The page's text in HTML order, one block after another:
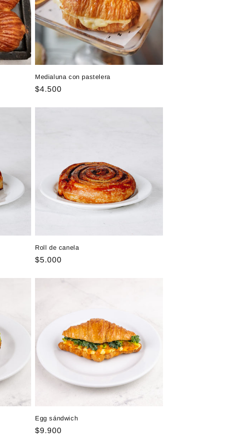
Medialuna con pastelera
Precio
$4.500
Roll de canela
Precio
$5.000
Egg sándwich
Precio
$9.900